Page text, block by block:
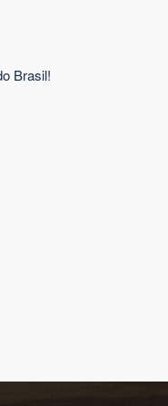
Brasil!